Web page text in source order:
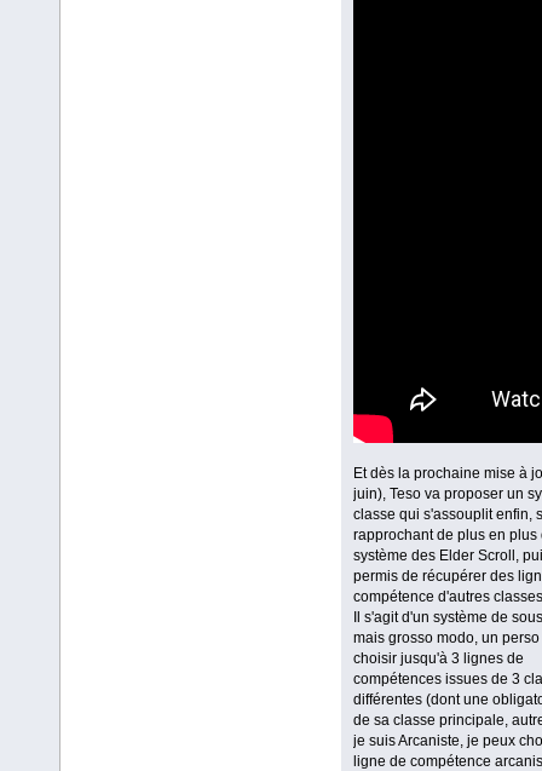
Et dès la prochaine mise à
juin), Teso va proposer un
classe qui s'assouplit enfin,
rapprochant de plus en plus
système des Elder Scroll,
permis de récupérer des
compétence d'autres
Il s'agit d'un système de
mais grosso modo, un
choisir jusqu'à 3 lignes de
compétences issues de 3
différentes (dont une
de sa classe principale,
je suis Arcaniste, je peux
ligne de compétence